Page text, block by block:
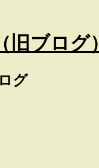
ブログ）
グ